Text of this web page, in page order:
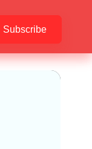
Subscribe